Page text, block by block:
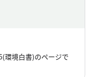
環境白書)のページで